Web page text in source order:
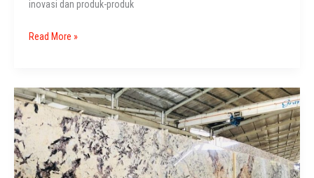
inovasi dan produk-produk
Jual
Read More »